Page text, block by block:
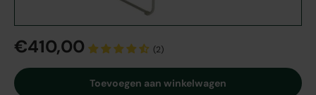
€410,00 (2)
Toevoegen aan winkelwagen